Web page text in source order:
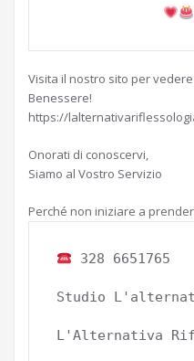
Visita il nostro sito per
Benessere!
https://
Onorati di conoscervi,
Siamo al Vostro Servizio
Perché non iniziare a
328 6651765
Studio
L'Alternativa